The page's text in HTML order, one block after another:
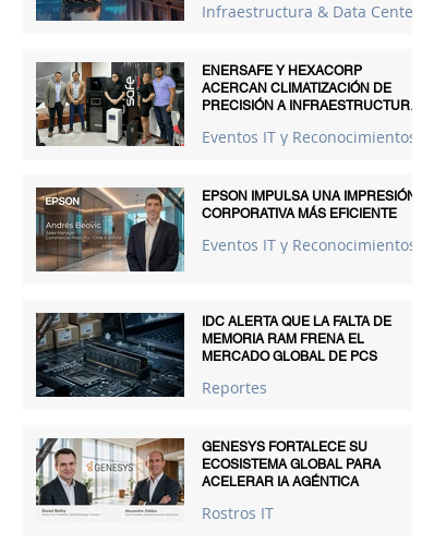
Infraestructura & Data Centers
ENERSAFE Y HEXACORP
ACERCAN CLIMATIZACIÓN DE
PRECISIÓN A INFRAESTRUCTURAS
Eventos IT y Reconocimientos
EPSON IMPULSA UNA IMPRESIÓN
CORPORATIVA MÁS EFICIENTE
Eventos IT y Reconocimientos
IDC ALERTA QUE LA FALTA DE
MEMORIA RAM FRENA EL
MERCADO GLOBAL DE PCS
Reportes
GENESYS FORTALECE SU
ECOSISTEMA GLOBAL PARA
ACELERAR IA AGÉNTICA
Rostros IT